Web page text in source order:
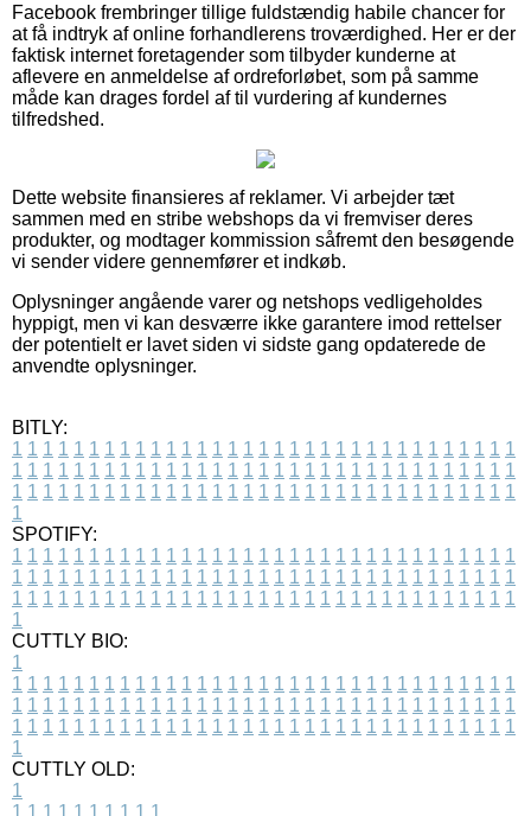
Facebook frembringer tillige fuldstændig habile chancer for
at få indtryk af online forhandlerens troværdighed. Her er der
faktisk internet foretagender som tilbyder kunderne at
aflevere en anmeldelse af ordreforløbet, som på samme
måde kan drages fordel af til vurdering af kundernes
tilfredshed.
Dette website finansieres af reklamer. Vi arbejder tæt
sammen med en stribe webshops da vi fremviser deres
produkter, og modtager kommission såfremt den besøgende
vi sender videre gennemfører et indkøb.
Oplysninger angående varer og netshops vedligeholdes
hyppigt, men vi kan desværre ikke garantere imod rettelser
der potentielt er lavet siden vi sidste gang opdaterede de
anvendte oplysninger.
BITLY:
1 1 1 1 1 1 1 1 1 1 1 1 1 1 1 1 1 1 1 1 1 1 1 1 1 1 1 1 1 1 1 1 1
1 1 1 1 1 1 1 1 1 1 1 1 1 1 1 1 1 1 1 1 1 1 1 1 1 1 1 1 1 1 1 1 1
1 1 1 1 1 1 1 1 1 1 1 1 1 1 1 1 1 1 1 1 1 1 1 1 1 1 1 1 1 1 1 1 1
1
SPOTIFY:
1 1 1 1 1 1 1 1 1 1 1 1 1 1 1 1 1 1 1 1 1 1 1 1 1 1 1 1 1 1 1 1 1
1 1 1 1 1 1 1 1 1 1 1 1 1 1 1 1 1 1 1 1 1 1 1 1 1 1 1 1 1 1 1 1 1
1 1 1 1 1 1 1 1 1 1 1 1 1 1 1 1 1 1 1 1 1 1 1 1 1 1 1 1 1 1 1 1 1
1
CUTTLY BIO:
1
1 1 1 1 1 1 1 1 1 1 1 1 1 1 1 1 1 1 1 1 1 1 1 1 1 1 1 1 1 1 1 1 1
1 1 1 1 1 1 1 1 1 1 1 1 1 1 1 1 1 1 1 1 1 1 1 1 1 1 1 1 1 1 1 1 1
1 1 1 1 1 1 1 1 1 1 1 1 1 1 1 1 1 1 1 1 1 1 1 1 1 1 1 1 1 1 1 1 1
1
CUTTLY OLD:
1
1 1 1 1 1 1 1 1 1 1